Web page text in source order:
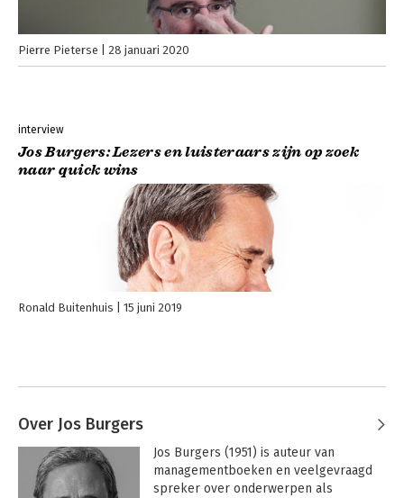
Pierre Pieterse 28 januari 2020
interview
Jos Burgers: Lezers en luisteraars zijn op zoek
naar quick wins
Ronald Buitenhuis 15 juni 2019
Over Jos Burgers
Jos Burgers (1951) is auteur van
managementboeken en veelgevraagd
spreker over onderwerpen als